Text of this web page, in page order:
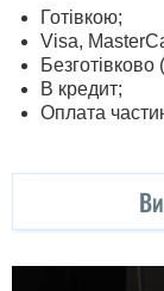
Готівкою;
Visa,
В кредит;
Оплата